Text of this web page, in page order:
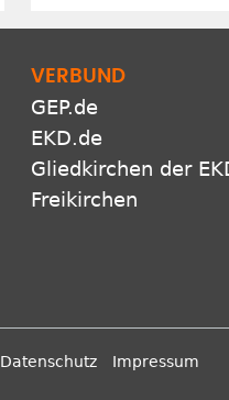
VERBUND
GEP.de
EKD.de
Gliedkirchen der
Freikirchen
Datenschutz Impressum